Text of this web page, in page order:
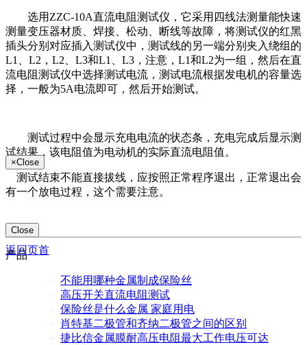
选用ZZC-10A直流电阻测试仪，它采用四线法测量能快速
测量变压器材质、焊接、松动、断线等故障，将测试仪的红黑
插头分别对应插入测试仪中，测试线的另一端分别夹入绕组的
L1、L2，L2、L3和L1、L3，注意，L1和L2为一组，然后在直
流电阻测试仪中选择测试电流，测试电流根据发电机的容量选
择，一般为5A电流即可，然后开始测试。
测试过程中会显示充电电流的状态条，充电完成后显示测
试结果，该电阻值为电动机的实际直流电阻值。
测试结束不能直接拔线，应按照正常程序退出，正常退出会
有一个放电过程，这个需要注意。
返回页首
×Close
Close
产品
不能用哪种金属制成保险丝
高压开关直流电阻测试
保险丝是什么金属 家庭用电
肖特基二极管和齐纳二极管之间的区别
捷比信金属膜耐高压电阻最大工作电压可达